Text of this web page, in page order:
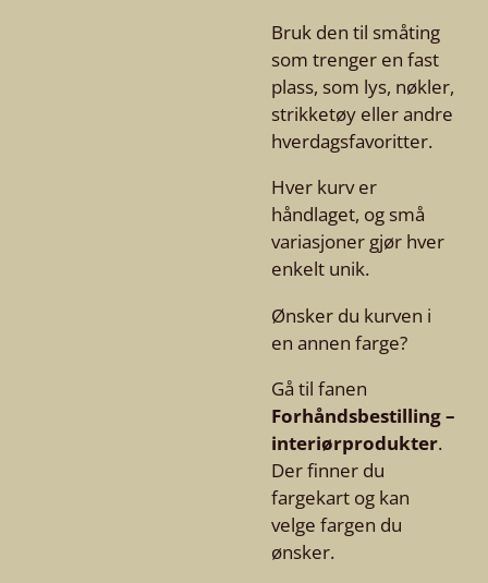
Bruk den til småting
som trenger en fast
plass, som lys, nøkler,
strikketøy eller andre
hverdagsfavoritter.
Hver kurv er
håndlaget, og små
variasjoner gjør hver
enkelt unik.
Ønsker du kurven i
en annen farge?
Gå til fanen
Forhåndsbestilling –
interiørprodukter.
Der finner du
fargekart og kan
velge fargen du
ønsker.